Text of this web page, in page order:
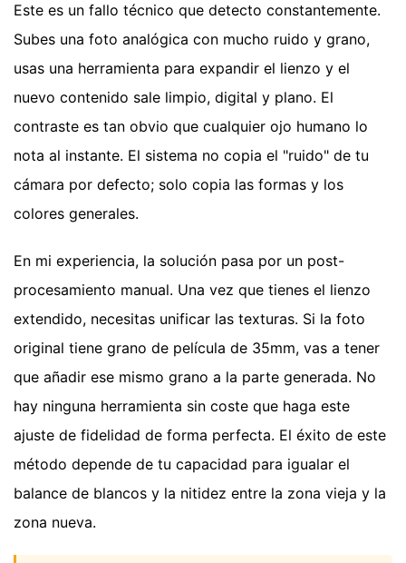
Este es un fallo técnico que detecto constantemente.
Subes una foto analógica con mucho ruido y grano,
usas una herramienta para expandir el lienzo y el
nuevo contenido sale limpio, digital y plano. El
contraste es tan obvio que cualquier ojo humano lo
nota al instante. El sistema no copia el "ruido" de tu
cámara por defecto; solo copia las formas y los
colores generales.
En mi experiencia, la solución pasa por un post-
procesamiento manual. Una vez que tienes el lienzo
extendido, necesitas unificar las texturas. Si la foto
original tiene grano de película de 35mm, vas a tener
que añadir ese mismo grano a la parte generada. No
hay ninguna herramienta sin coste que haga este
ajuste de fidelidad de forma perfecta. El éxito de este
método depende de tu capacidad para igualar el
balance de blancos y la nitidez entre la zona vieja y la
zona nueva.